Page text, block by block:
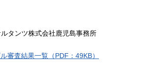
タンツ株式会社鹿児島事務所
審査結果一覧（PDF：49KB）